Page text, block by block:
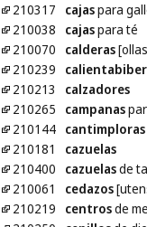
210317
cajaspara
210038
cajaspara té
210070
calderas
210239
210213
calzadores
210265
campanas
210144 cantimploras
210181
cazuelas
210400
cazuelasde
210061
cedazos
210219
centrosde